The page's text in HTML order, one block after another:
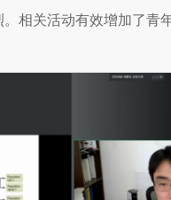
相关活动有效增加了青